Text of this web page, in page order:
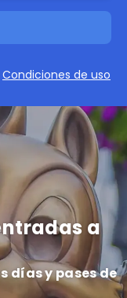
a
días y pases de
Condiciones de uso